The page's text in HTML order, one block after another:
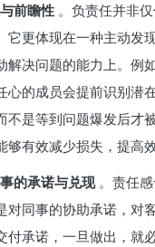
前瞻性 。负责任并非
它更体现在一种主动发
解决问题的能力上。例
心的成员会提前识别潜
不是等到问题爆发后才
有效减少损失，提高效
的承诺与兑现 。责任
对同事的协助承诺，对
付承诺，一旦做出，就